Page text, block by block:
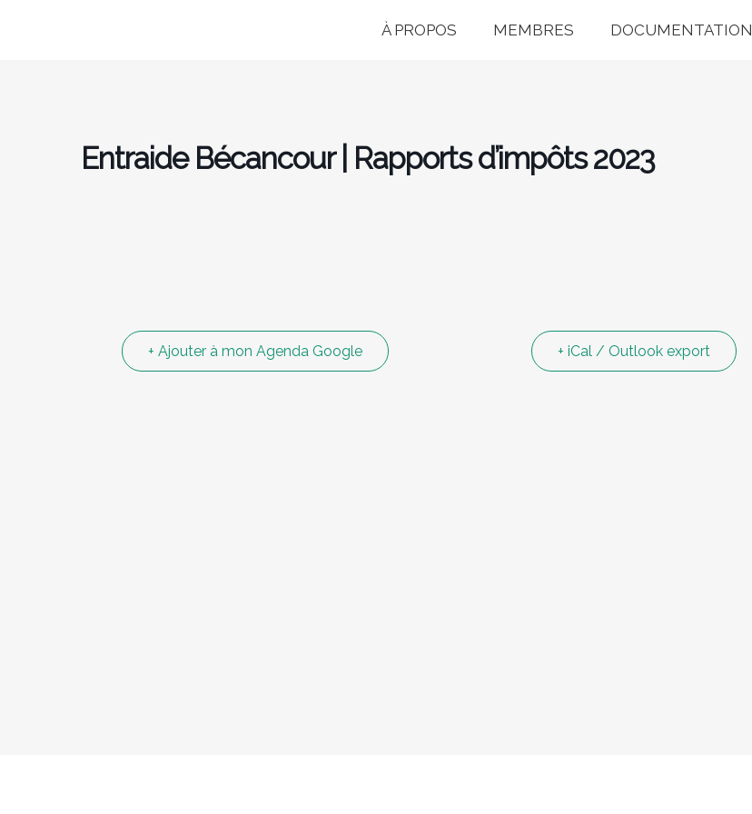
À PROPOS MEMBRES DOCUMENTATION
Entraide Bécancour | Rapports d’impôts 2023
+ Ajouter à mon Agenda Google + iCal / Outlook export